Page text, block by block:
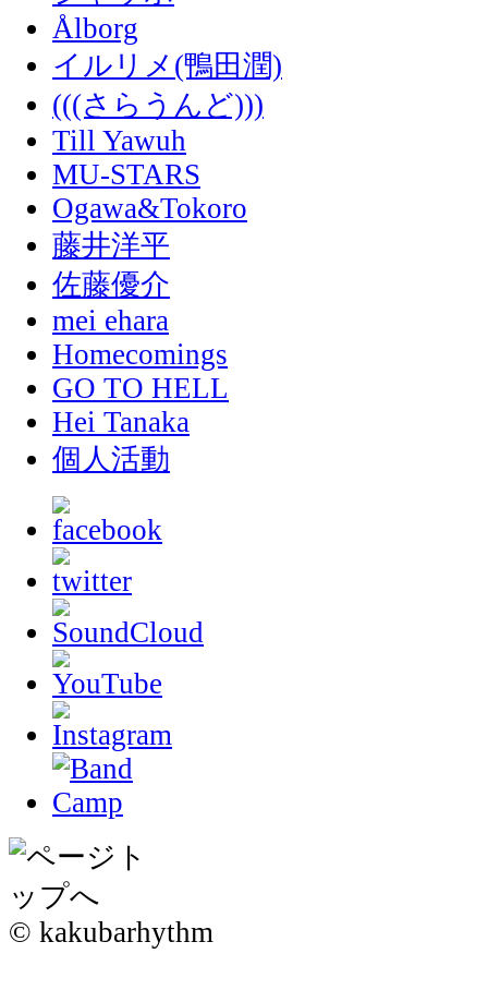
Ålborg
イルリメ(鴨田潤)
(((さらうんど)))
Till Yawuh
MU-STARS
Ogawa&Tokoro
藤井洋平
佐藤優介
mei ehara
Homecomings
GO TO HELL
Hei Tanaka
個人活動
© kakubarhythm